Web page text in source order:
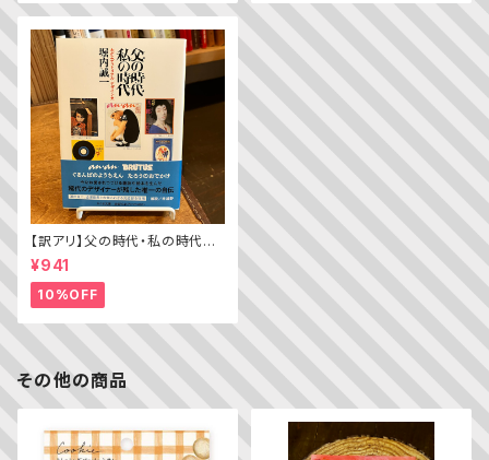
【訳アリ】父の時代・私の時代
─わがエディトリアル・デザイン
史
¥941
10%OFF
その他の商品